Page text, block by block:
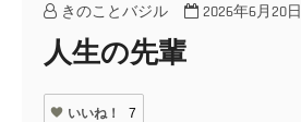
きのことバジル 2026年6月20日
人生の先輩
いいね！ 7